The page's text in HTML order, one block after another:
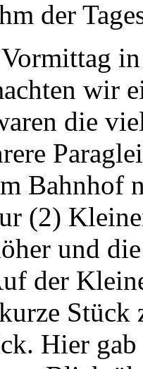
wir
die
Bahnhof
(2)
und
der
Stück
Hier gab